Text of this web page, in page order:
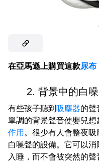
在亞馬遜上購買這款尿布
2. 背景中的白
有些孩子聽到 吸塵器的聲
單調的背景聲音使嬰兒
作用 。很少有人會整夜
白噪聲的設備。它可以
入睡，而不會被突然的聲